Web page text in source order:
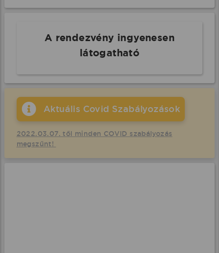
A rendezvény ingyenesen
látogatható
Aktuális Covid Szabályozások
2022.03.07. től minden COVID szabályozás
megszűnt!